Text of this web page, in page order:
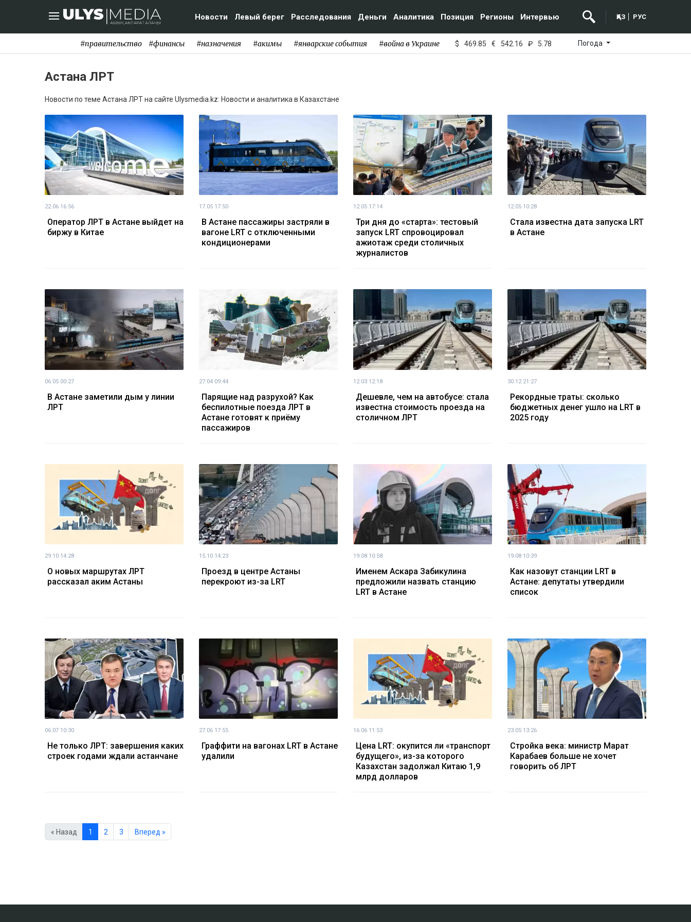
Новости Левый берег Расследования Деньги Аналитика Позиция Регионы Интервью ҚАЗ РУС
#правительство #финансы #назначения #акимы #январские события #война в Украине $ 469.85 € 542.16 ₽ 5.78 Погода
Астана ЛРТ
Новости по теме Астана ЛРТ на сайте Ulysmedia.kz: Новости и аналитика в Казахстане
22.06 16:56
Оператор ЛРТ в Астане выйдет на
биржу в Китае
17.05 17:50
В Астане пассажиры застряли в
вагоне LRT с отключенными
кондиционерами
12.05 17:14
Три дня до «старта»: тестовый
запуск LRT спровоцировал
ажиотаж среди столичных
журналистов
12.05 10:28
Стала известна дата запуска LRT
в Астане
06.05 00:27
В Астане заметили дым у линии
ЛРТ
27.04 09:44
Парящие над разрухой? Как
беспилотные поезда ЛРТ в
Астане готовят к приёму
пассажиров
12.03 12:18
Дешевле, чем на автобусе: стала
известна стоимость проезда на
столичном ЛРТ
30.12 21:27
Рекордные траты: сколько
бюджетных денег ушло на LRT в
2025 году
29.10 14:28
О новых маршрутах ЛРТ
рассказал аким Астаны
15.10 14:23
Проезд в центре Астаны
перекроют из-за LRT
19.08 10:58
Именем Аскара Забикулина
предложили назвать станцию
LRT в Астане
19.08 10:39
Как назовут станции LRT в
Астане: депутаты утвердили
список
06.07 10:30
Не только ЛРТ: завершения каких
строек годами ждали астанчане
27.06 17:55
Граффити на вагонах LRT в Астане
удалили
16.06 11:53
Цена LRT: окупится ли «транспорт
будущего», из-за которого
Казахстан задолжал Китаю 1,9
млрд долларов
23.05 13:26
Стройка века: министр Марат
Карабаев больше не хочет
говорить об ЛРТ
« Назад 1 2 3 Вперед »